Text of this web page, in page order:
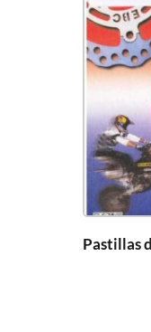
Pastillas